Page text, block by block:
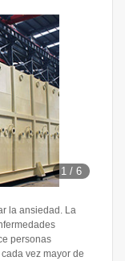
1 /6
la ansiedad. La
personas
vez mayor de